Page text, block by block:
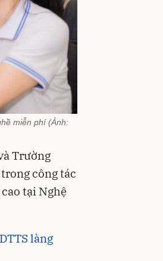
miễn phí (Ảnh:
Trường
công tác
tại Nghệ
làng